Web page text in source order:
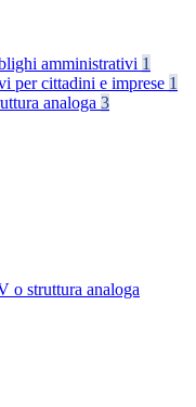
amministrativi 1
per cittadini e imprese 1
analoga 3
o struttura analoga